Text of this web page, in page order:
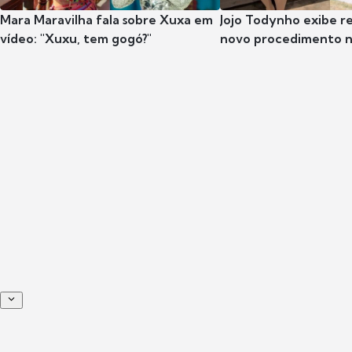
Mara Maravilha fala sobre Xuxa em
vídeo: "Xuxu, tem gogó?"
Jojo Todynho exibe
novo procedimento